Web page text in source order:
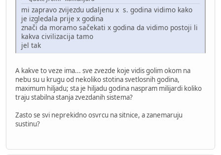
mi zapravo zvijezdu udaljenu x s. godina vidimo kako
je izgledala prije x godina
znači da moramo sačekati x godina da vidimo postoji li
kakva civilizacija tamo
jel tak
A kakve to veze ima... sve zvezde koje vidis golim okom na
nebu su u krugu od nekoliko stotina svetlosnih godina,
maximum hiljadu; sta je hiljadu godina naspram milijardi koliko
traju stabilna stanja zvezdanih sistema?
Zasto se svi neprekidno osvrcu na sitnice, a zanemaruju
sustinu?